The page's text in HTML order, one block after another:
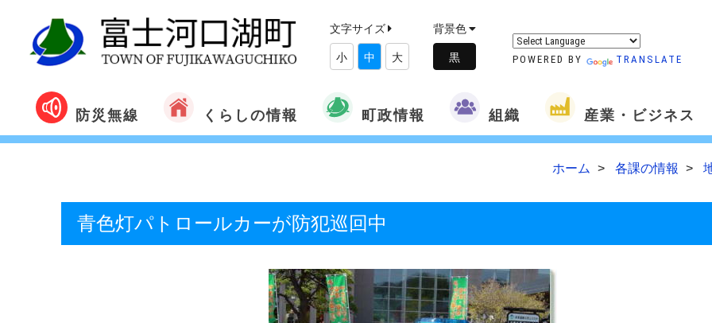
文字サイズ
小 中 大
背景色
POWERED BY TRANSLATE
防災無線 くらしの情報 町政情報 組織 産業・ビジネス
ホーム 各課の情報
青色灯パトロールカーが防犯巡回中